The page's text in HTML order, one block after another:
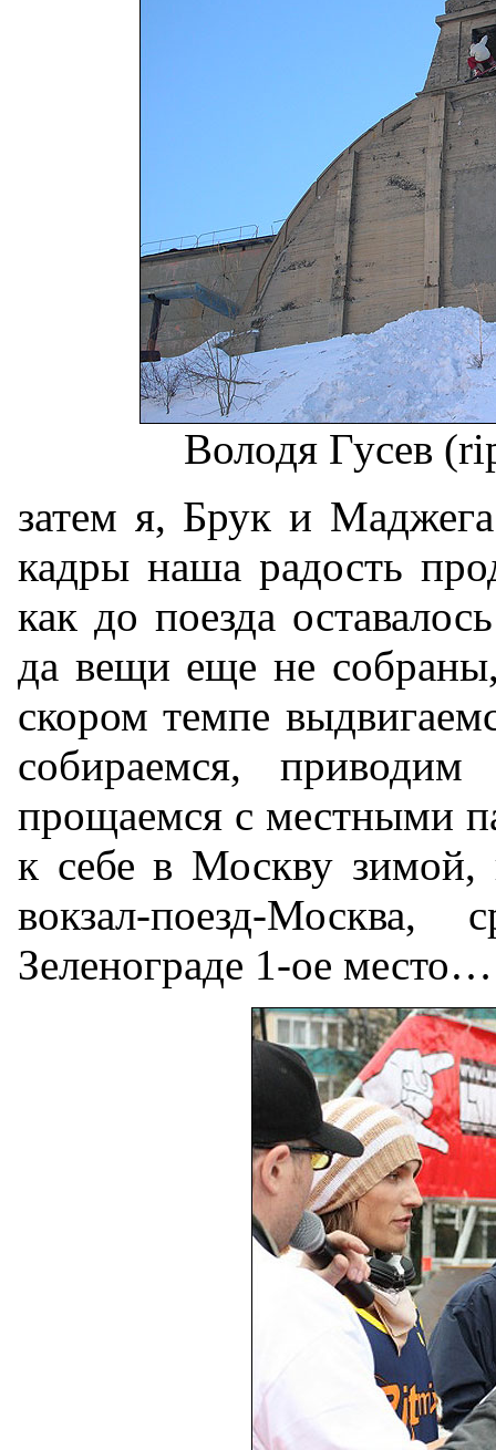
Володя Гусев
затем я, Брук и
кадры наша радость
как до поезда
да вещи еще не
скором темпе
собираемся,
прощаемся с местными
к себе в Москву зимой,
вокзал-поезд-
Зеленограде 1-ое